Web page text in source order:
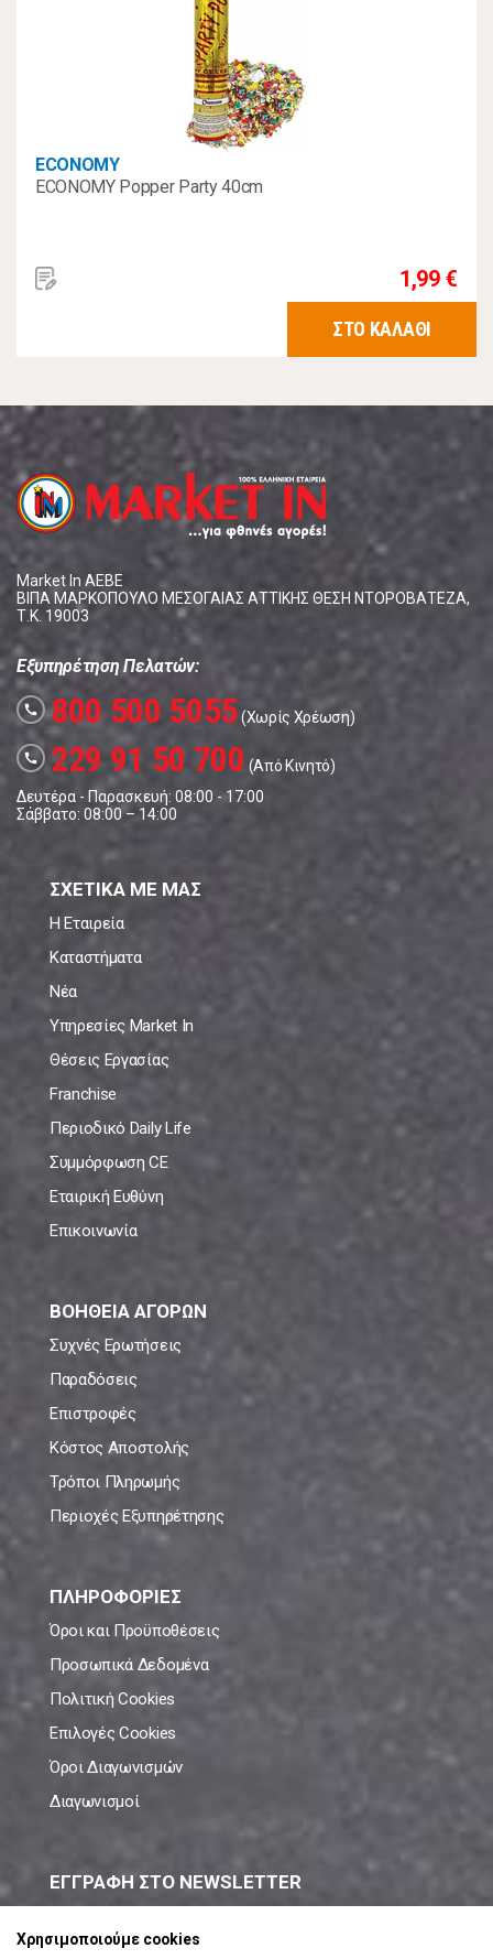
ECONOMY
ECONOMY Popper Party 40cm
1,99 €
ΣΤΟ ΚΑΛΑΘΙ
Market In ΑΕΒΕ
ΒΙΠΑ ΜΑΡΚΟΠΟΥΛΟ ΜΕΣΟΓΑΙΑΣ ΑΤΤΙΚΗΣ ΘΕΣΗ ΝΤΟΡΟΒΑΤΕΖΑ,
Τ.Κ. 19003
Εξυπηρέτηση Πελατών:
call 800 500 5055(Χωρίς Χρέωση)
call 229 91 50 700 (Από Κινητό)
Δευτέρα - Παρασκευή: 08:00 - 17:00
Σάββατο: 08:00 – 14:00
ΣΧΕΤΙΚΑ ΜΕ ΜΑΣ
Η Εταιρεία
Καταστήματα
Νέα
Υπηρεσίες Market In
Θέσεις Εργασίας
Franchise
Περιοδικό Daily Life
Συμμόρφωση CE
Εταιρική Ευθύνη
Επικοινωνία
ΒΟΗΘΕΙΑ ΑΓΟΡΩΝ
Συχνές Ερωτήσεις
Παραδόσεις
Επιστροφές
Κόστος Αποστολής
Τρόποι Πληρωμής
Περιοχές Εξυπηρέτησης
ΠΛΗΡΟΦΟΡΙΕΣ
Όροι και Προϋποθέσεις
Προσωπικά Δεδομένα
Πολιτική Cookies
Επιλογές Cookies
Όροι Διαγωνισμών
Διαγωνισμοί
ΕΓΓΡΑΦΗ ΣΤΟ NEWSLETTER
Χρησιμοποιούμε cookies